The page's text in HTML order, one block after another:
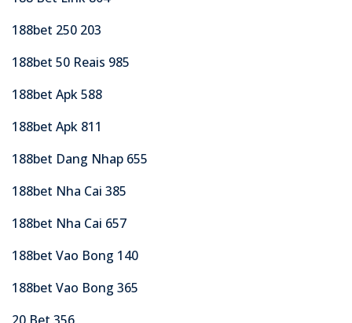
188bet 250 203
188bet 50 Reais 985
188bet Apk 588
188bet Apk 811
188bet Dang Nhap 655
188bet Nha Cai 385
188bet Nha Cai 657
188bet Vao Bong 140
188bet Vao Bong 365
20 Bet 356